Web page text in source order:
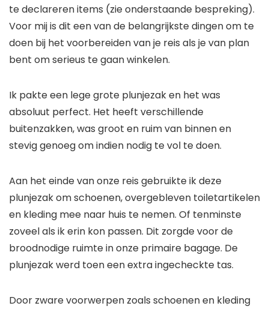
te declareren items (zie onderstaande bespreking).
Voor mij is dit een van de belangrijkste dingen om te
doen bij het voorbereiden van je reis als je van plan
bent om serieus te gaan winkelen.
Ik pakte een lege grote plunjezak en het was
absoluut perfect. Het heeft verschillende
buitenzakken, was groot en ruim van binnen en
stevig genoeg om indien nodig te vol te doen.
Aan het einde van onze reis gebruikte ik deze
plunjezak om schoenen, overgebleven toiletartikelen
en kleding mee naar huis te nemen. Of tenminste
zoveel als ik erin kon passen. Dit zorgde voor de
broodnodige ruimte in onze primaire bagage. De
plunjezak werd toen een extra ingecheckte tas.
Door zware voorwerpen zoals schoenen en kleding